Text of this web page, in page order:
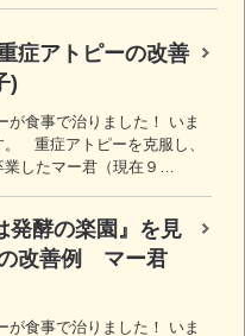
症アトピーの改善
)
が食事で治りました！ いま
重症アトピーを克服し、
したマー君（現在９…
発酵の楽園』を見
の改善例 マー君
が食事で治りました！ いま